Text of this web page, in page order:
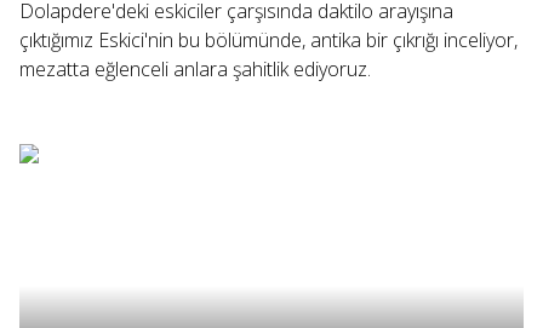
Dolapdere'deki eskiciler çarşısında daktilo arayışına
çıktığımız Eskici'nin bu bölümünde, antika bir çıkrığı inceliyor,
mezatta eğlenceli anlara şahitlik ediyoruz.